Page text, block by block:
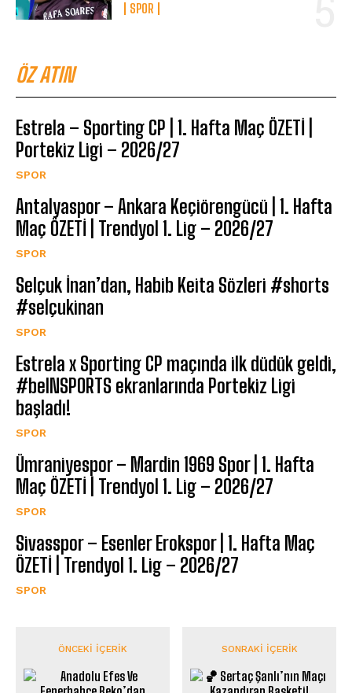
SPOR
ÖZ ATIN
Estrela – Sporting CP | 1. Hafta Maç ÖZETİ |
Portekiz Ligi – 2026/27
SPOR
Antalyaspor – Ankara Keçiörengücü | 1. Hafta
Maç ÖZETİ | Trendyol 1. Lig – 2026/27
SPOR
Selçuk İnan’dan, Habib Keita Sözleri #shorts
#selçukinan
SPOR
Estrela x Sporting CP maçında ilk düdük geldi,
#beINSPORTS ekranlarında Portekiz Ligi
başladı!
SPOR
Ümraniyespor – Mardin 1969 Spor | 1. Hafta
Maç ÖZETİ | Trendyol 1. Lig – 2026/27
SPOR
Sivasspor – Esenler Erokspor | 1. Hafta Maç
ÖZETİ | Trendyol 1. Lig – 2026/27
SPOR
ÖNCEKI İÇERIK SONRAKI İÇERIK